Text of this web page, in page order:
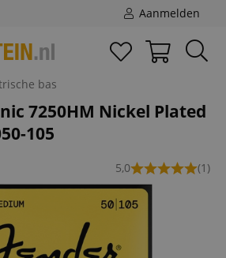
Aanmelden
bas
7250HM Nickel Plated
105
5,0 (1)